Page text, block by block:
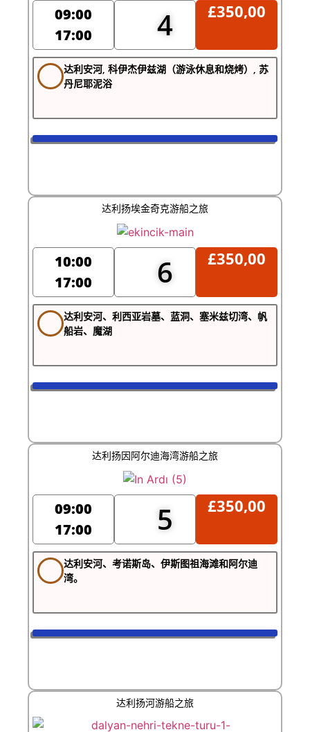
09:00
17:00
4 £350,00
达利安河, 科伊杰伊兹湖（游泳休息和烧烤）, 苏
丹尼耶泥浴
达利扬埃金奇克游船之旅
10:00
17:00
6 £350,00
达利安河、利西亚岩墓、蓝洞、塞米兹切湾、帆
船岩、魔湖
达利扬因阿尔迪海湾游船之旅
09:00
17:00
5 £350,00
达利安河、考诺斯岛、伊斯图祖海滩和阿尔迪
湾。
达利扬河游船之旅